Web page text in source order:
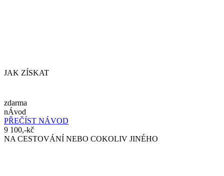
JAK ZÍSKAT
zdarma
nÁvod
PŘEČÍST NÁVOD
9 100,-kč
NA CESTOVÁNÍ NEBO COKOLIV JINÉHO